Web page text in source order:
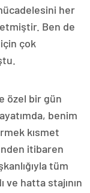
her
Ben de
çok
özel bir gün
benim
kısmet
itibaren
tüm
ve hatta stajının